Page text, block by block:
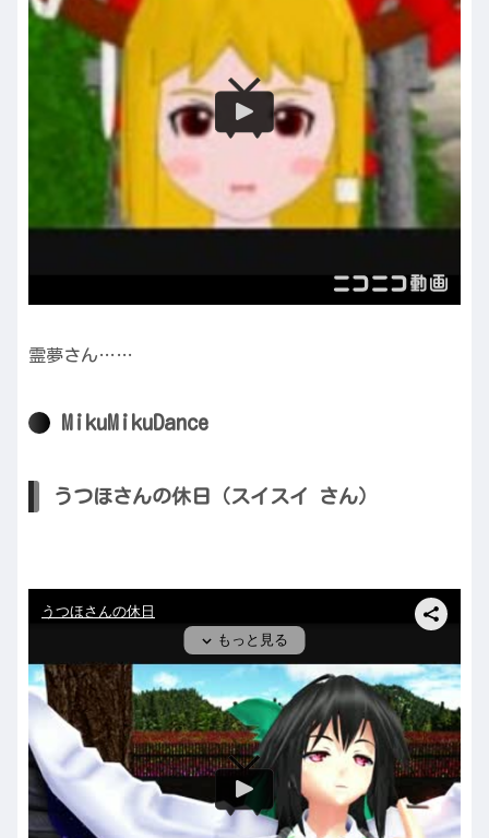
霊夢さん……
MikuMikuDance
うつほさんの休日（スイスイ さん）